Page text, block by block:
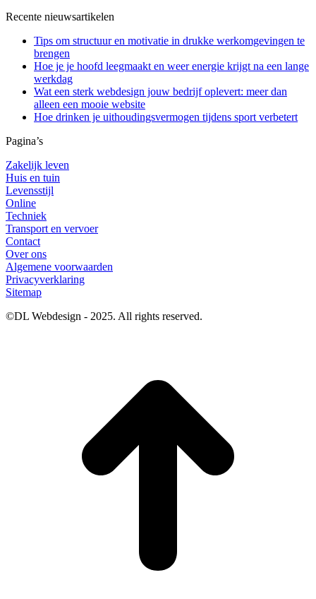
Recente nieuwsartikelen
Tips om structuur en motivatie in drukke werkomgevingen te
brengen
Hoe je je hoofd leegmaakt en weer energie krijgt na een lange
werkdag
Wat een sterk webdesign jouw bedrijf oplevert: meer dan
alleen een mooie website
Hoe drinken je uithoudingsvermogen tijdens sport verbetert
Pagina’s
Zakelijk leven
Huis en tuin
Levensstijl
Online
Techniek
Transport en vervoer
Contact
Over ons
Algemene voorwaarden
Privacyverklaring
Sitemap
©DL Webdesign - 2025. All rights reserved.